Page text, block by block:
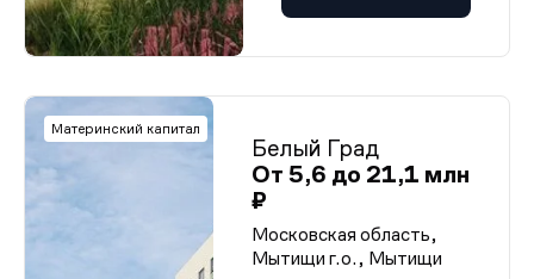
Материнский капитал
Белый Град
От 5,6 до 21,1 млн
₽
Московская область,
Мытищи г.о., Мытищи